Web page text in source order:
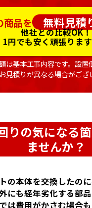
商品を 無料見積
他社との比較OK！
1円でも安く頑張ります
は基本工事内容です。設置
見積りが異なる場合がござ
りの気になる
ませんか？
の本体を交換したの
にも経年劣化する部品
は費用がかさむ場合